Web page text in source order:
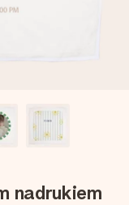
nadrukiem